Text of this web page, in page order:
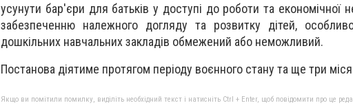
усунути бар'єри для батьків у доступі до роботи та економічної
забезпеченню належного догляду та розвитку дітей,
дошкільних навчальних закладів обмежений або неможливий.
Постанова діятиме протягом періоду воєнного стану та ще три
Якщо ви помітили помилку, виділіть необхідний текст і натисніть Ctrl + Enter, щоб повідомити про це